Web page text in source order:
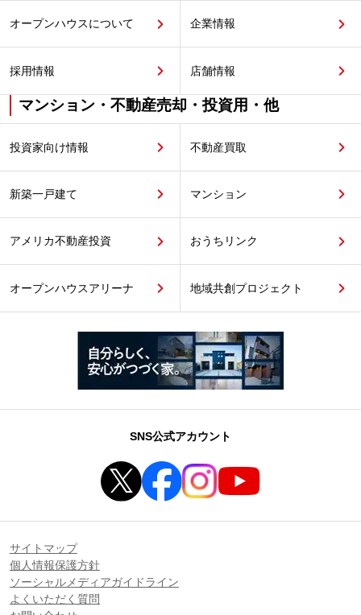
オープンハウスについて 企業情報
採用情報 店舗情報
マンション・不動産売却・投資用・他
投資家向け情報 不動産買取
新築一戸建て マンション
アメリカ不動産投資 おうちリンク
オープンハウスアリーナ 地域共創プロジェクト
SNS公式アカウント
サイトマップ
個人情報保護方針
ソーシャルメディアガイドライン
よくいただく質問